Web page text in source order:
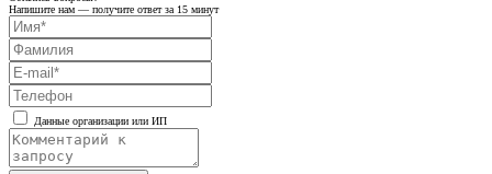
Напишите нам — получите ответ за 15 минут
Данные организации или ИП